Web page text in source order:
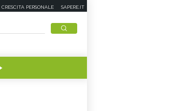
CRESCITA PERSONALE SAPERE.IT